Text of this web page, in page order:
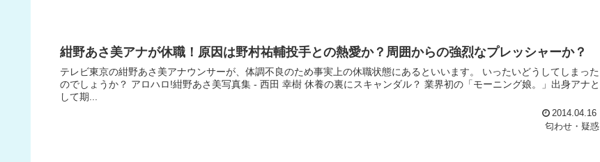
紺野あさ美アナが休職！原因は野村祐輔投手との熱愛か？周囲からの強烈なプレッシャーか？
テレビ東京の紺野あさ美アナウンサーが、体調不良のため事実上の休職状態にあるといいます。 いったいどうしてしまった
のでしょうか？ アロハロ!紺野あさ美写真集 - 西田 幸樹 休養の裏にスキャンダル？ 業界初の「モーニング娘。」出身アナと
して期...
2014.04.16
匂わせ・疑惑